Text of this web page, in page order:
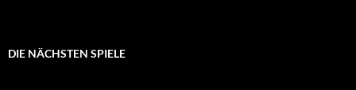
DIE NÄCHSTEN SPIELE